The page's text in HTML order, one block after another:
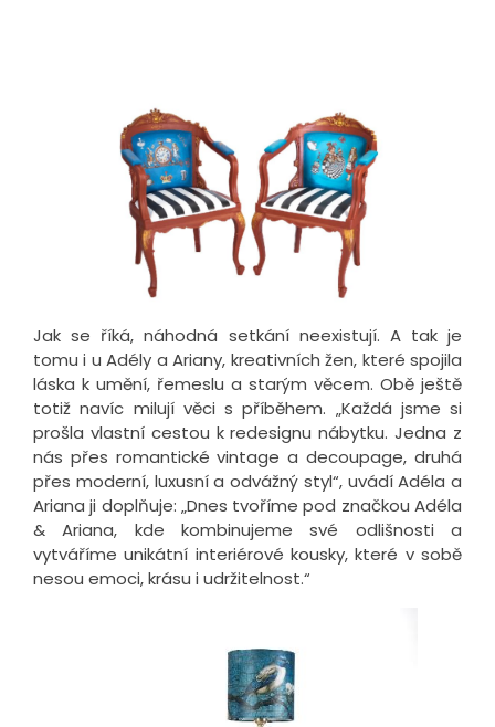
Jak se říká, náhodná setkání neexistují. A tak je
tomu i u Adély a Ariany, kreativních žen, které spojila
láska k umění, řemeslu a starým věcem. Obě ještě
totiž navíc milují věci s příběhem. „Každá jsme si
prošla vlastní cestou k redesignu nábytku. Jedna z
nás přes romantické vintage a decoupage, druhá
přes moderní, luxusní a odvážný styl“, uvádí Adéla a
Ariana ji doplňuje: „Dnes tvoříme pod značkou Adéla
& Ariana, kde kombinujeme své odlišnosti a
vytváříme unikátní interiérové kousky, které v sobě
nesou emoci, krásu i udržitelnost.“